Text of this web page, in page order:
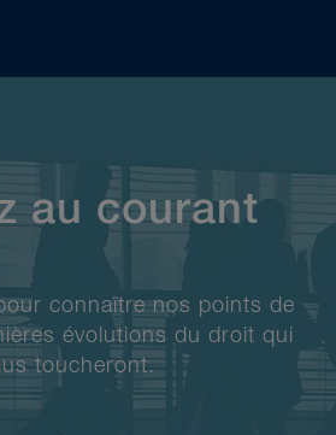
au courant
connaître nos points de
évolutions du droit qui
toucheront.